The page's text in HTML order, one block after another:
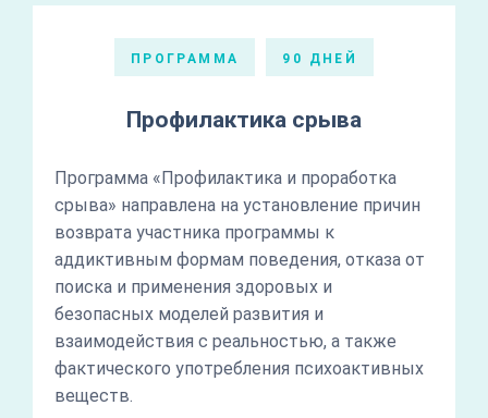
ПРОГРАММА 90 ДНЕЙ
Профилактика срыва
Программа «Профилактика и проработка
срыва» направлена на установление причин
возврата участника программы к
аддиктивным формам поведения, отказа от
поиска и применения здоровых и
безопасных моделей развития и
взаимодействия с реальностью, а также
фактического употребления психоактивных
веществ.